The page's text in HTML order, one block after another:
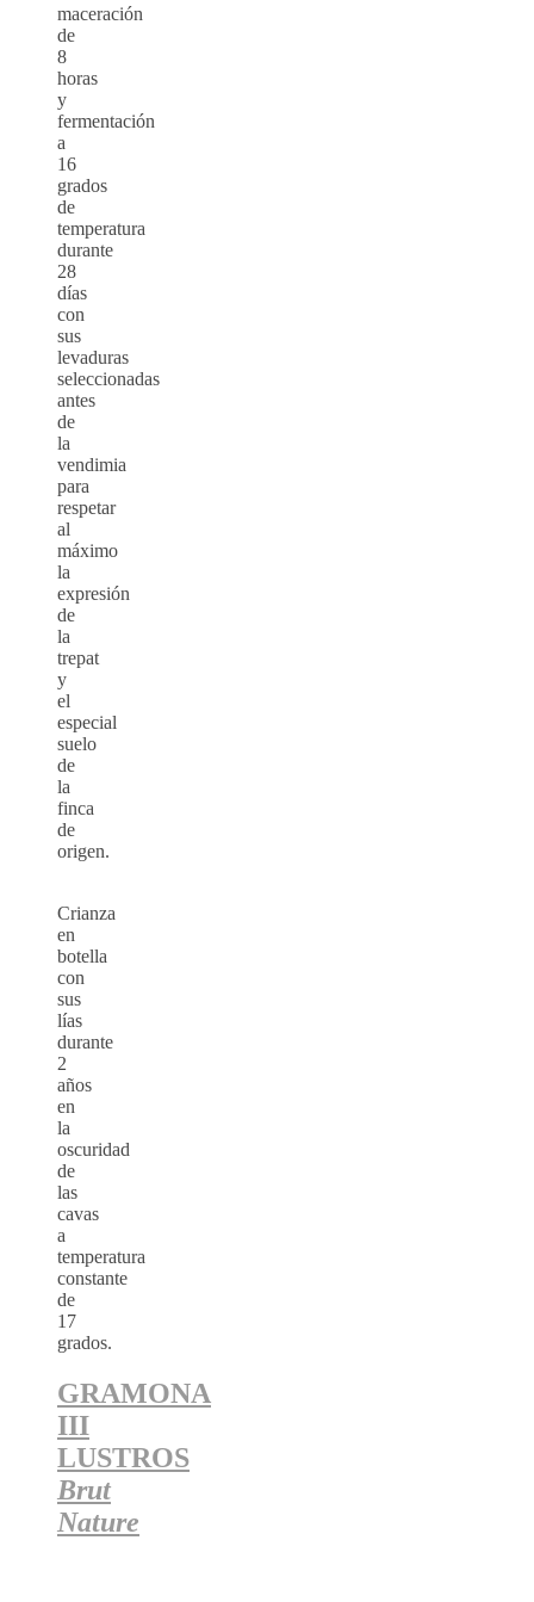
maceración
de
8
horas
y
fermentación
a
16
grados
de
temperatura
durante
28
días
con
sus
levaduras
seleccionadas
antes
de
la
vendimia
para
respetar
al
máximo
la
expresión
de
la
trepat
y
el
especial
suelo
de
la
finca
de
origen.
Crianza
en
botella
con
sus
lías
durante
2
años
en
la
oscuridad
de
las
cavas
a
temperatura
constante
de
17
grados.
GRAMONA
III
LUSTROS
Brut
Nature